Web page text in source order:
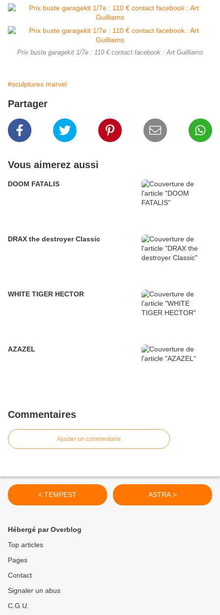
Prix buste garagekit 1/7e : 110 € contact facebook : Art Guilliams
#sculptures marvel
Partager
Vous aimerez aussi
DOOM FATALIS
DRAX the destroyer Classic
WHITE TIGER HECTOR
AZAZEL
Commentaires
Ajouter un commentaire
< TEMPEST ASTRA >
Hébergé par Overblog
Top articles
Pages
Contact
Signaler un abus
C.G.U.